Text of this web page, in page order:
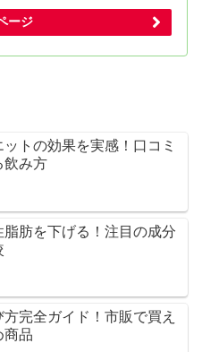
ージ
トの効果を実感！口コミ
飲み方
脂肪を下げる！注目の成分
完全ガイド！市販で買え
商品